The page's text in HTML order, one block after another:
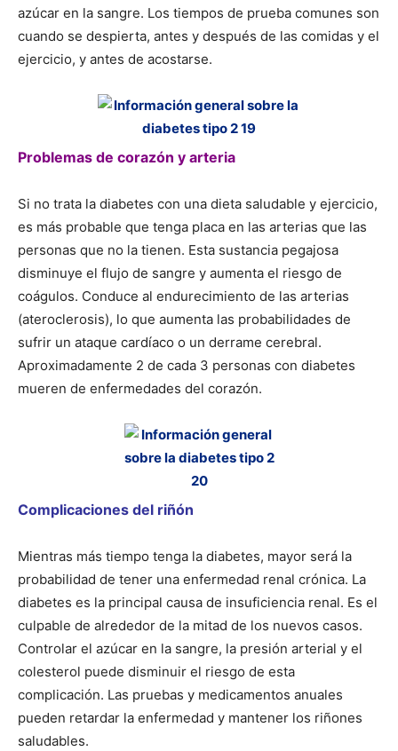
azúcar en la sangre. Los tiempos de prueba comunes son
cuando se despierta, antes y después de las comidas y el
ejercicio, y antes de acostarse.
Problemas de corazón y arteria
Si no trata la diabetes con una dieta saludable y ejercicio,
es más probable que tenga placa en las arterias que las
personas que no la tienen. Esta sustancia pegajosa
disminuye el flujo de sangre y aumenta el riesgo de
coágulos. Conduce al endurecimiento de las arterias
(ateroclerosis), lo que aumenta las probabilidades de
sufrir un ataque cardíaco o un derrame cerebral.
Aproximadamente 2 de cada 3 personas con diabetes
mueren de enfermedades del corazón.
Complicaciones del riñón
Mientras más tiempo tenga la diabetes, mayor será la
probabilidad de tener una enfermedad renal crónica. La
diabetes es la principal causa de insuficiencia renal. Es el
culpable de alrededor de la mitad de los nuevos casos.
Controlar el azúcar en la sangre, la presión arterial y el
colesterol puede disminuir el riesgo de esta
complicación. Las pruebas y medicamentos anuales
pueden retardar la enfermedad y mantener los riñones
saludables.